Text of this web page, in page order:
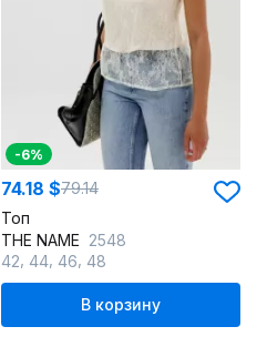
-6%
74.18 $79.14
Топ
THE NAME 2548
42 44 46 48
В корзину